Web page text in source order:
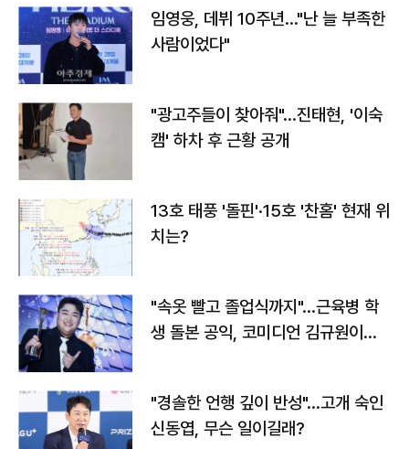
임영웅, 데뷔 10주년…"난 늘 부족한
사람이었다"
"광고주들이 찾아줘"…진태현, '이숙
캠' 하차 후 근황 공개
13호 태풍 '돌핀'·15호 '찬홈' 현재 위
치는?
"속옷 빨고 졸업식까지"…근육병 학
생 돌본 공익, 코미디언 김규원이었
"경솔한 언행 깊이 반성"…고개 숙인
신동엽, 무슨 일이길래?